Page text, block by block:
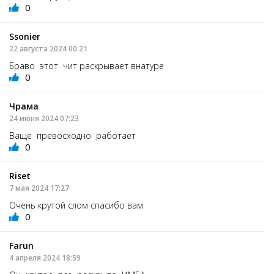
0
Ssonier
22 августа 2024 00:21
Браво этот чит раскрывает внатуре
0
Чрама
24 июня 2024 07:23
Ваще превосходно работает
0
Riset
7 мая 2024 17:27
Очень крутой слом спасибо вам
0
Farun
4 апреля 2024 18:59